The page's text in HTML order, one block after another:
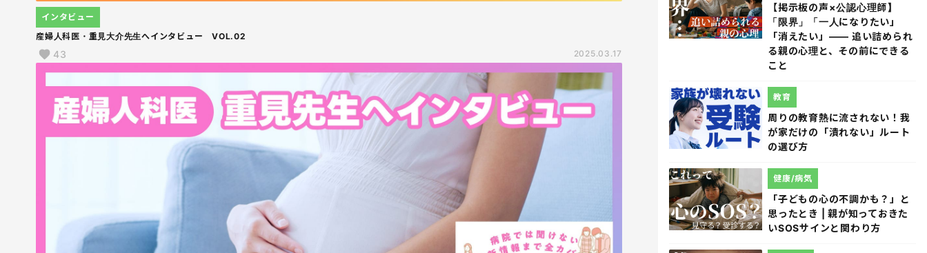
産婦人科医・重見大介先生へインタビュー VOL.02
インタビュー
43 2025.03.17
【掲示板の声×公認心理師】
「限界」「一人になりたい」
「消えたい」―― 追い詰められ
る親の心理と、その前にできる
こと
周りの教育熱に流されない！我
が家だけの「潰れない」ルート
の選び方
教育
「子どもの心の不調かも？」と
思ったとき | 親が知っておきた
いSOSサインと関わり方
健康/病気